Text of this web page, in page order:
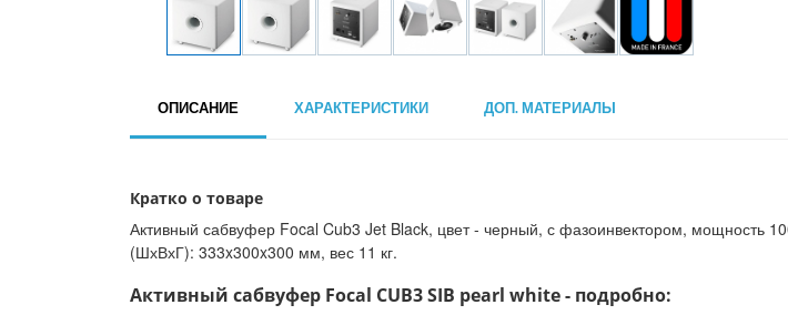
ОПИСАНИЕ ХАРАКТЕРИСТИКИ ДОП. МАТЕРИАЛЫ
Кратко о товаре
Активный сабвуфер Focal Cub3 Jet Black, цвет - черный, с фазоинвектором, мощность
(ШхВхГ): 333x300x300 мм, вес 11 кг.
Активный сабвуфер Focal CUB3 SIB pearl white - подробно: